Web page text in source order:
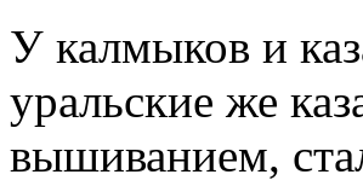
У калмыков и
уральские же
вышиванием,